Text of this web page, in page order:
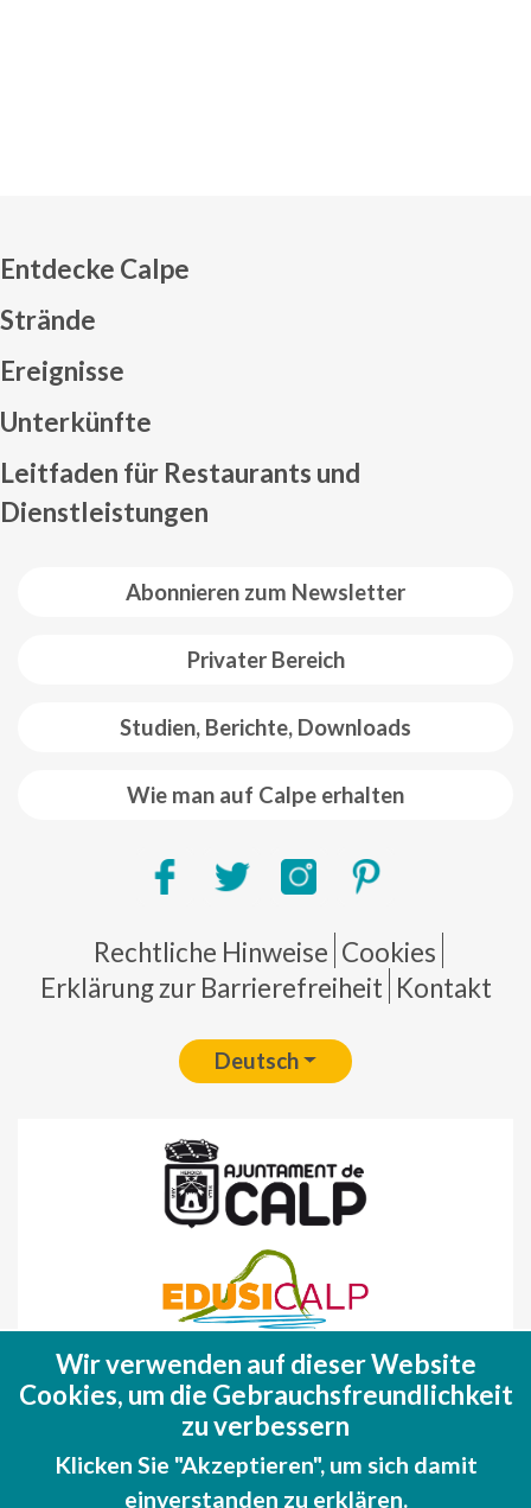
Abonnieren zum Newsletter
Privater Bereich
Studien, Berichte, Downloads
Wie man auf Calpe erhalten
Entdecke Calpe
Strände
Ereignisse
Unterkünfte
Leitfaden für Restaurants und
Dienstleistungen
Pie de página
Rechtliche Hinweise Cookies
Erklärung zur Barrierefreiheit Kontakt
Deutsch
Fondo Europeo de Desarrollo Regional
(FEDER)
Una manera de hacer EUROPA
Wir verwenden auf dieser Website
Cookies, um die Gebrauchsfreundlichkeit
zu verbessern
Klicken Sie "Akzeptieren", um sich damit
einverstanden zu erklären.